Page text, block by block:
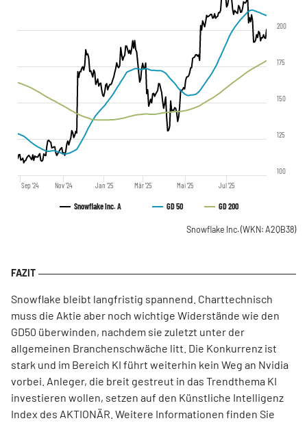
Snowflake Inc. A GD 50 GD 200
Sep '24 Nov '24 Jan '25 Mär '25 Mai '25 Jul '25
100
125
150
175
200
Snowflake Inc.(WKN: A2QB38)
Snowflake bleibt langfristig spannend. Charttechnisch
muss die Aktie aber noch wichtige Widerstände wie den
GD50 überwinden, nachdem sie zuletzt unter der
allgemeinen Branchenschwäche litt. Die Konkurrenz ist
stark und im Bereich KI führt weiterhin kein Weg an Nvidia
vorbei. Anleger, die breit gestreut in das Trendthema KI
investieren wollen, setzen auf den Künstliche Intelligenz
Index des AKTIONÄR. Weitere Informationen finden Sie